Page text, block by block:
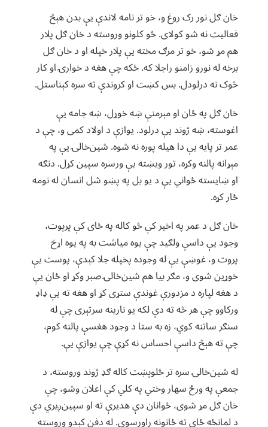
خان ګل نور رک روغ و، خو تر نامه لاندې یې بدن هېڅ
فعالیت نه شو کولای. څو کلونو وروسته د خان ګل پلار
هم مړ شو، خو تر مرګ مخته یې پلار خپله او د خان ګل
برخه له نورو زامنو راجلا که. ځکه چې هغه د خوارۍ او کار
څوک نه درلودل. بس کښت او کروندې ته سره کېناستل.
خان ګل په ځان او مېرمنې ښه خوړل، ښه جامه یې
اغوسته، ښه ژوند یې درلود. یوازې د اولاد کمی و، چې د
عمر تر پایه یې دا هیله پوره نه شوه. شین‌خالۍ یې په
مېړانه پالنه وکړه، تور ویښته یې ورسره سپین کړل. دنګه
او ښایسته ځواني یې د یو بل په پښو شل انسان له نومه
ځار کړه.
خان ګل د عمر په اخیر کې څو کاله په ځای کې پرېوت،
وجود یې داسې ولګید چې یوه میاشت به په یوه اړخ
پروت و، غوښې یې له وجوده پخپله جلا کېدې، پوست یې
خوړین شوی و، مګر بیا هم شین‌خالۍ صبر وکړ او ځان یې
د هغه لپاره د مزدورې غوندې ستړی کړ او هغه ته یې ډاډ
ورکاوو چې هر څه ته دې لکه یو نارینه سرتېری چې له
سنګر ساتنه کوي، زه به ستا د وجود هغسې پالنه کوم،
چې ته هېڅ داسې احساس نه کړې چې یوازې یې.
له شین‌خالۍ سره تر څلوېښت کاله ګډ ژوند وروسته، د
جمعې په ورځ سهار وختي په کلي کې اعلان وشو، چې
خان ګل مړ شوی، ځوانان دې هدیرې ته او سپین‌ږیري دې
د لمانځه ځای ته ځانونه راورسوي. له دفن کېدو وروسته